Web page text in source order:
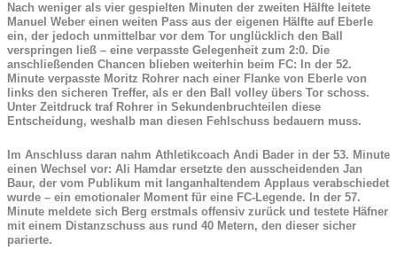
Nach weniger als vier gespielten Minuten der zweiten Hälfte leitete
Manuel Weber einen weiten Pass aus der eigenen Hälfte auf Eberle
ein, der jedoch unmittelbar vor dem Tor unglücklich den Ball
verspringen ließ – eine verpasste Gelegenheit zum 2:0. Die
anschließenden Chancen blieben weiterhin beim FC: In der 52.
Minute verpasste Moritz Rohrer nach einer Flanke von Eberle von
links den sicheren Treffer, als er den Ball volley übers Tor schoss.
Unter Zeitdruck traf Rohrer in Sekundenbruchteilen diese
Entscheidung, weshalb man diesen Fehlschuss bedauern muss.
Im Anschluss daran nahm Athletikcoach Andi Bader in der 53. Minute
einen Wechsel vor: Ali Hamdar ersetzte den ausscheidenden Jan
Baur, der vom Publikum mit langanhaltendem Applaus verabschiedet
wurde – ein emotionaler Moment für eine FC-Legende. In der 57.
Minute meldete sich Berg erstmals offensiv zurück und testete Häfner
mit einem Distanzschuss aus rund 40 Metern, den dieser sicher
parierte.